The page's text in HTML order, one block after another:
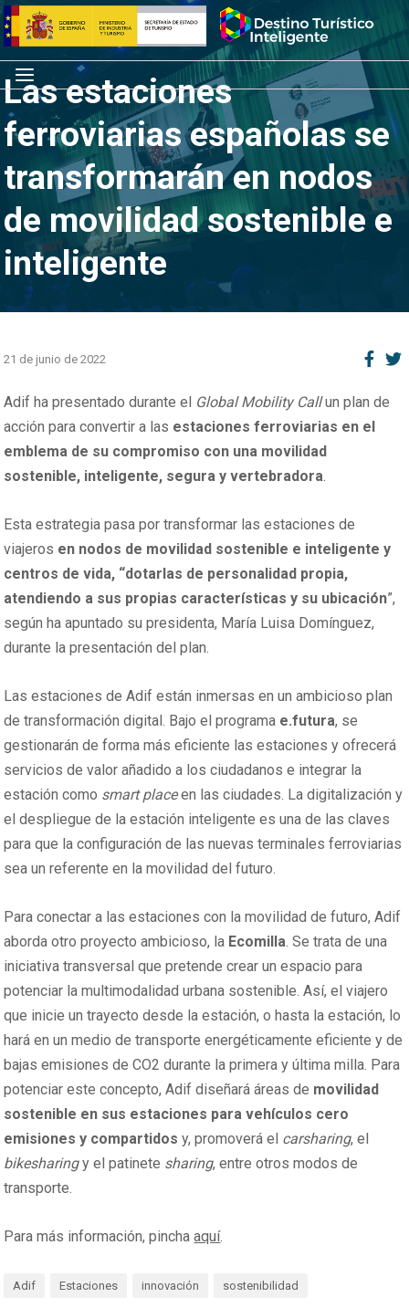
Saltar
al
contenido
Inicio
Menú
Las estaciones
ferroviarias españolas se
transformarán en nodos
de movilidad sostenible e
inteligente
21 de junio de 2022
Adif ha presentado durante el Global Mobility Callun plan de
acción para convertir a las estaciones ferroviarias en el
emblema de su compromiso con una movilidad
sostenible, inteligente, segura y vertebradora.
Esta estrategia pasa por transformar las estaciones de
viajeros en nodos de movilidad sostenible e inteligente y
centros de vida, “dotarlas de personalidad propia,
atendiendo a sus propias características y su ubicación”,
según ha apuntado su presidenta, María Luisa Domínguez,
durante la presentación del plan.
Las estaciones de Adif están inmersas en un ambicioso plan
de transformación digital. Bajo el programa e.futura, se
gestionarán de forma más eficiente las estaciones y ofrecerá
servicios de valor añadido a los ciudadanos e integrar la
estación como smart placeen las ciudades. La digitalización y
el despliegue de la estación inteligente es una de las claves
para que la configuración de las nuevas terminales ferroviarias
sea un referente en la movilidad del futuro.
Para conectar a las estaciones con la movilidad de futuro, Adif
aborda otro proyecto ambicioso, la Ecomilla. Se trata de una
iniciativa transversal que pretende crear un espacio para
potenciar la multimodalidad urbana sostenible. Así, el viajero
que inicie un trayecto desde la estación, o hasta la estación, lo
hará en un medio de transporte energéticamente eficiente y de
bajas emisiones de CO2 durante la primera y última milla. Para
potenciar este concepto, Adif diseñará áreas de movilidad
sostenible en sus estaciones para vehículos cero
emisiones y compartidos y, promoverá el carsharing, el
bikesharingy el patinete sharing, entre otros modos de
transporte.
Para más información, pinchaaquí.
Adif Estaciones innovación sostenibilidad